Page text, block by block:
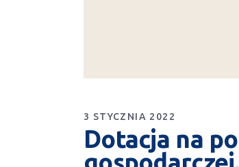
3 STYCZNIA 2022
Dotacja na